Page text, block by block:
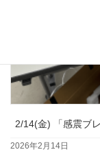
2/14(金) 「感震ブ
2026年2月14日